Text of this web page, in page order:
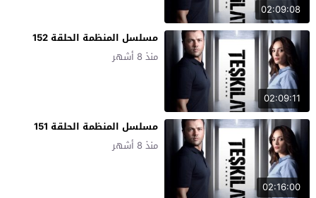
02:09:08
02:09:11
مسلسل المنظمة الحلقة 152
منذ 8 أشهر
02:16:00
مسلسل المنظمة الحلقة 151
منذ 8 أشهر